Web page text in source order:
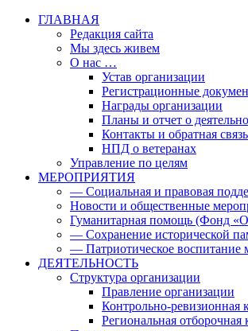
ГЛАВНАЯ
Редакция сайта
Мы здесь живем
О нас …
Устав организации
Регистрационные
Награды организации
Планы и отчет о
Контакты и обратная связь
НПД о ветеранах
Управление по целям
МЕРОПРИЯТИЯ
— Социальная и правовая
Новости и общественные
Гуманитарная помощь (Фонд
— Сохранение исторической
— Патриотическое воспитание
ДЕЯТЕЛЬНОСТЬ
Структура организации
Правление организации
Контрольно-ревизионная
Региональная отборочная